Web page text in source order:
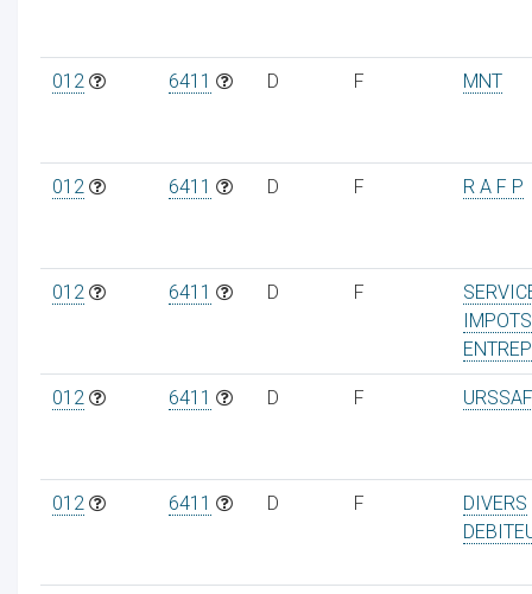
012 6411 D F MNT
012 6411 D F R A F P
012 6411 D F
IMPOTS
012 6411 D F
012 6411 D F
DIVERS